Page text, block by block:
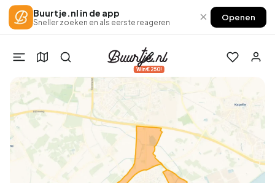
Buurtje.nl in de app
Sneller zoeken en als eerste reageren × Openen
Win €250!